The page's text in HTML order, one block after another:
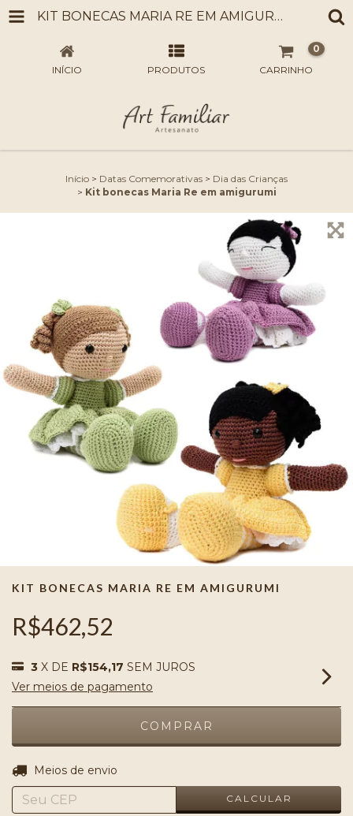
KIT BONECAS MARIA RE EM AMIGURUMI
INÍCIO PRODUTOS CARRINHO
0
Início > Datas Comemorativas > Dia das Crianças
> Kit bonecas Maria Re em amigurumi
KIT BONECAS MARIA RE EM AMIGURUMI
R$462,52
3 X DE R$154,17 SEM JUROS
Ver meios de pagamento
Entregas para o CEP:
Meios de envio
CALCULAR